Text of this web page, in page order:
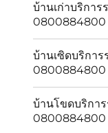
บ้านเก่าบริกา
0800884800
บ้านเซิดบริกา
0800884800
บ้านโขดบริกา
0800884800